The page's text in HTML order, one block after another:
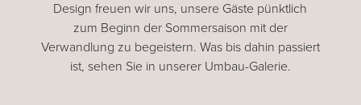
Design freuen wir uns, unsere Gäste pünktlich
zum Beginn der Sommersaison mit der
Verwandlung zu begeistern. Was bis dahin passiert
ist, sehen Sie in unserer Umbau-Galerie.